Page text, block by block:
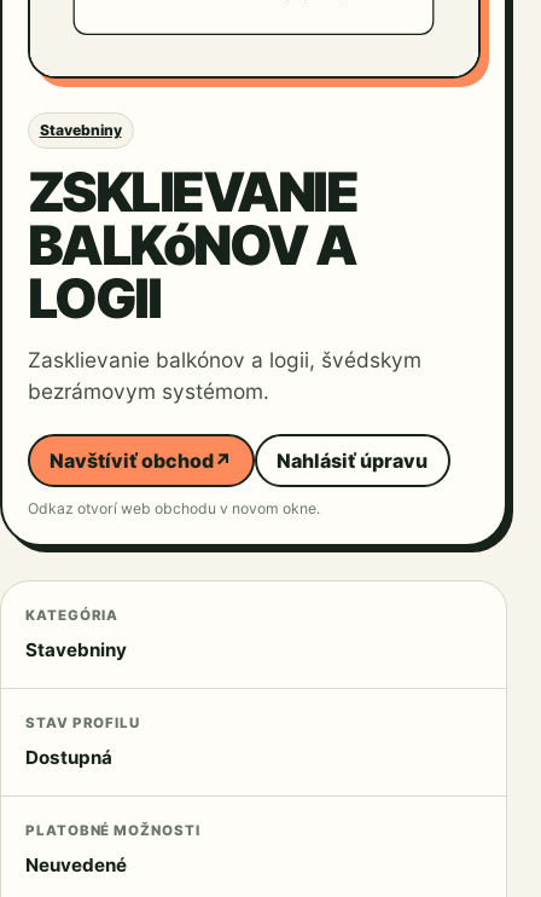
Stavebniny
ZSKLIEVANIE
BALKóNOV A
LOGII
Zasklievanie balkónov a logii, švédskym
bezrámovym systémom.
Navštíviť obchod↗ Nahlásiť úpravu
Odkaz otvorí web obchodu v novom okne.
KATEGÓRIA
Stavebniny
STAV PROFILU
Dostupná
PLATOBNÉ MOŽNOSTI
Neuvedené